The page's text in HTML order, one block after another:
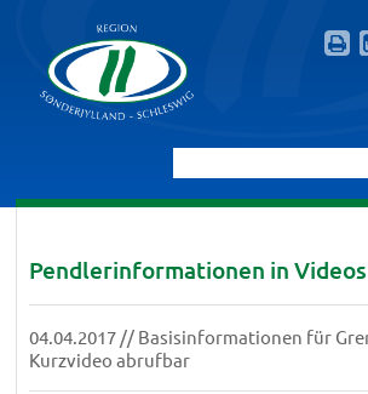
Pendlerinformationen in Videos
04.04.2017 // Basisinformationen für
Kurzvideo abrufbar